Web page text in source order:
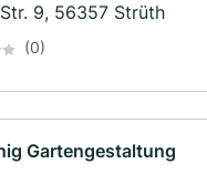
9, 56357 Strüth
(0)
Gartengestaltung